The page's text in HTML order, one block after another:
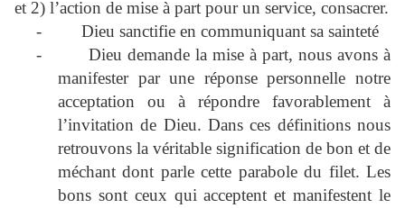
et 2) l’action de mise à part pour un service, consacrer.
-
Dieu sanctifie en communiquant sa sainteté
-
Dieu demande la mise à part, nous avons à
manifester par une réponse personnelle notre
acceptation ou à répondre favorablement à
l’invitation de Dieu. Dans ces définitions nous
retrouvons la véritable signification de bon et de
méchant dont parle cette parabole du filet. Les
bons sont ceux qui acceptent et manifestent le